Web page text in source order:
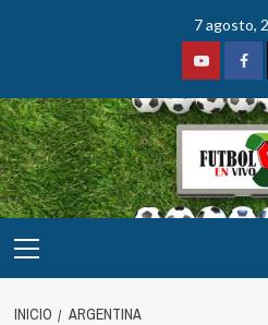
7 agosto,
Youtube
principal
INICIO ARGENTINA